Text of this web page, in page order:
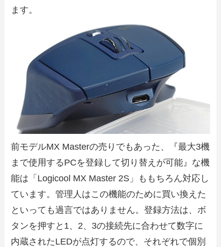
ます。
前モデルMX Masterの売りでもあった、『最大3機
まで使用するPCを登録して切り替えが可能』な機
能は「Logicool MX Master 2S」ももちろん対応し
ています。管理人はこの機能のために買い換えた
といっても過言ではありません。登録方法は、ボ
タンを押すと1、2、3の接続先に合わせて数字に
内蔵されたLEDが点灯するので、それぞれで個別